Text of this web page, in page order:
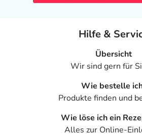
Hilfe &
Übersicht
Wir sind gern für
Wie bestelle
Produkte finden und
Wie löse ich ein
Alles zur Online-